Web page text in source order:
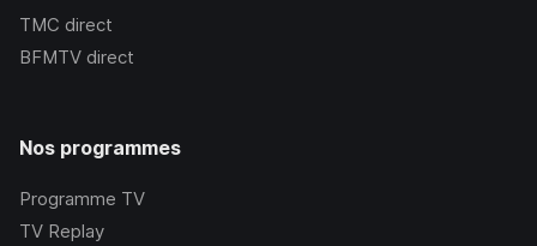
TMC direct
BFMTV direct
Nos programmes
Programme TV
TV Replay